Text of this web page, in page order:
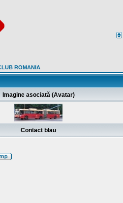
ROMANIA
Imagine asociată (Avatar)
Contact blau